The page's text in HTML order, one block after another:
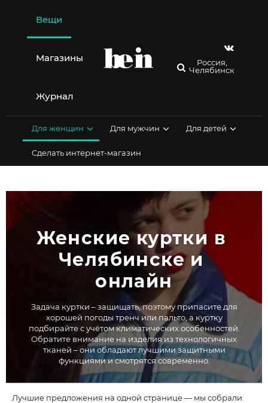
содержимому
Вещи
Магазины
Журнал
Россия,
Челябинск
Для женщин Для мужчин Для детей
Сделать интернет-магазин
Женские куртки в
Челябинске и
онлайн
Задача куртки – защищать, поэтому припасите для
хорошей погоды тренч или пальто, а куртку
подбирайте с учётом климатических особенностей.
Обратите внимание на изделия из технологичных
тканей – они обладают лучшими защитными
функциями и смотрятся современно.
Лучшие предложения на одной странице — мы собрали